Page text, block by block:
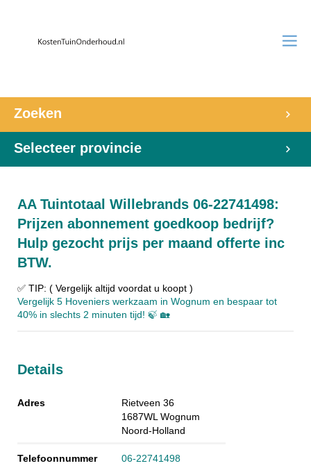
Zoeken
Selecteer provincie
AA Tuintotaal Willebrands 06-22741498:
Prijzen abonnement goedkoop bedrijf?
Hulp gezocht prijs per maand offerte inc
BTW.
✅ TIP: ( Vergelijk altijd voordat u koopt )
Vergelijk 5 Hoveniers werkzaam in Wognum en bespaar tot
40% in slechts 2 minuten tijd! 🍃 🏡
Details
Adres
Rietveen 36
1687WL Wognum
Noord-Holland
Telefoonnummer 06-22741498